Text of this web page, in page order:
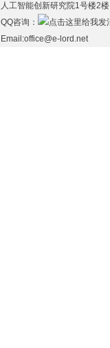
人工智能创新研究院1号楼2楼
QQ咨询：
Email:office@e-lord.net